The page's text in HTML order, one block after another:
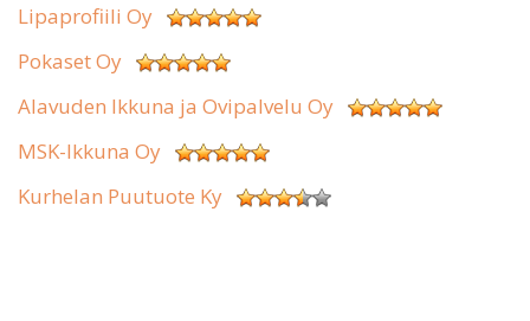
Lipaprofiili Oy
Pokaset Oy
Alavuden Ikkuna ja Ovipalvelu Oy
MSK-Ikkuna Oy
Kurhelan Puutuote Ky